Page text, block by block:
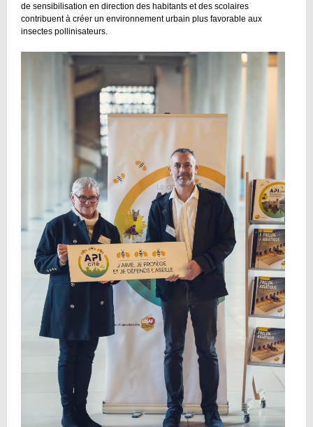
de sensibilisation en direction des habitants et des scolaires
contribuent à créer un environnement urbain plus favorable aux
insectes pollinisateurs.